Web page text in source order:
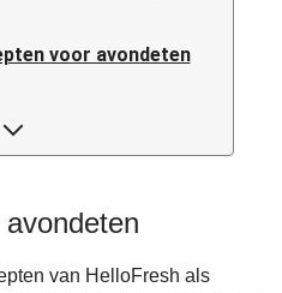
voor avondeten
voor avondeten
van HelloFresh als